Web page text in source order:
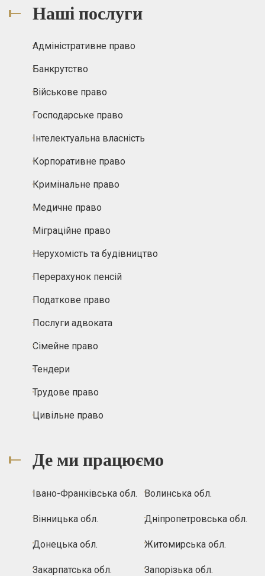
Наші послуги
Адміністративне право
Банкрутство
Військове право
Господарське право
Інтелектуальна власність
Корпоративне право
Кримінальне право
Медичне право
Міграційне право
Нерухомість та будівництво
Перерахунок пенсій
Податкове право
Послуги адвоката
Сімейне право
Тендери
Трудове право
Цивільне право
Де ми працюємо
Івано-Франківська обл. Волинська обл.
Вінницька обл. Дніпропетровська обл.
Донецька обл. Житомирська обл.
Закарпатська обл. Запорізька обл.